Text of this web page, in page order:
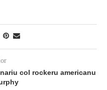
col rockeru americanu